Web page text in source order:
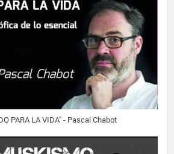
PARA LA VIDA" - Pascal Chabot